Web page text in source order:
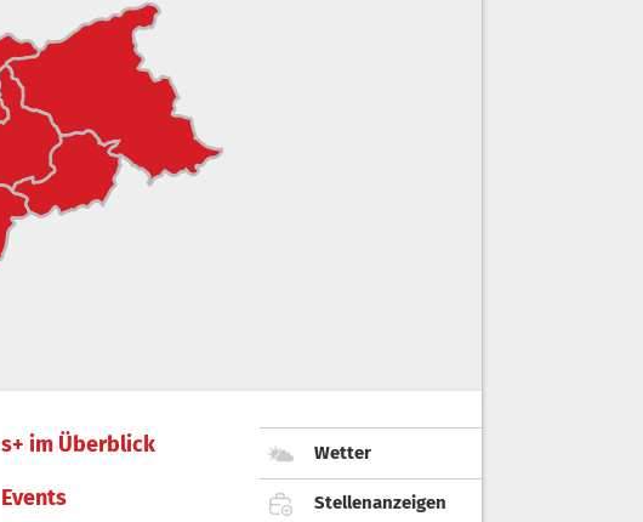
s+ im Überblick
Events
Wetter
Stellenanzeigen